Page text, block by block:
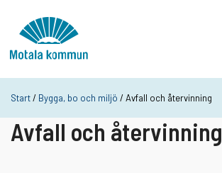
Start/ Bygga, bo och miljö / Avfall och återvinning
Avfall och återvinning